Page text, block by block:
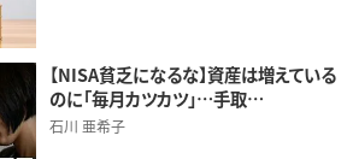
【NISA貧乏になるな】資産は増えている
のに「毎月カツカツ」…手取…
石川 亜希子